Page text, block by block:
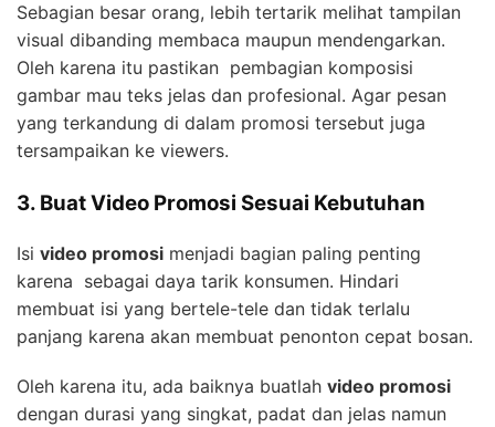
Sebagian besar orang, lebih tertarik melihat tampilan
visual dibanding membaca maupun mendengarkan.
Oleh karena itu pastikan pembagian komposisi
gambar mau teks jelas dan profesional. Agar pesan
yang terkandung di dalam promosi tersebut juga
tersampaikan ke viewers.
3. Buat Video Promosi Sesuai Kebutuhan
Isi video promosi menjadi bagian paling penting
karena sebagai daya tarik konsumen. Hindari
membuat isi yang bertele-tele dan tidak terlalu
panjang karena akan membuat penonton cepat bosan.
Oleh karena itu, ada baiknya buatlah video promosi
dengan durasi yang singkat, padat dan jelas namun